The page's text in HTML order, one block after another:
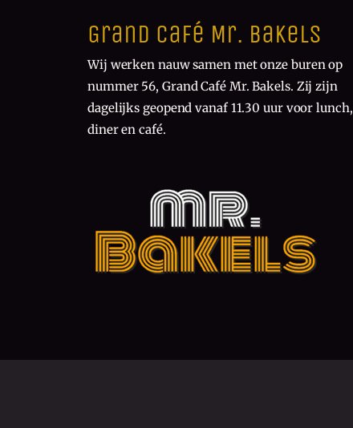
Grand Café Mr. Bakels
Wij werken nauw samen met onze buren op
nummer 56, Grand Café Mr. Bakels. Zij zijn
dagelijks geopend vanaf 11.30 uur voor lunch,
diner en café.